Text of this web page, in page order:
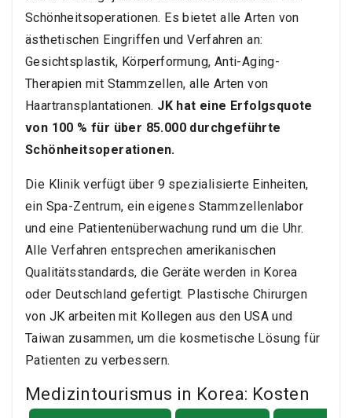
Schönheitsoperationen. Es bietet alle Arten von
ästhetischen Eingriffen und Verfahren an:
Gesichtsplastik, Körperformung, Anti-Aging-
Therapien mit Stammzellen, alle Arten von
Haartransplantationen. JK hat eine Erfolgsquote
von 100 % für über 85.000 durchgeführte
Schönheitsoperationen.
Die Klinik verfügt über 9 spezialisierte Einheiten,
ein Spa-Zentrum, ein eigenes Stammzellenlabor
und eine Patientenüberwachung rund um die Uhr.
Alle Verfahren entsprechen amerikanischen
Qualitätsstandards, die Geräte werden in Korea
oder Deutschland gefertigt. Plastische Chirurgen
von JK arbeiten mit Kollegen aus den USA und
Taiwan zusammen, um die kosmetische Lösung für
Patienten zu verbessern.
Medizintourismus in Korea: Kosten